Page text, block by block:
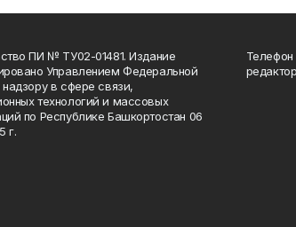
ПИ № ТУ02-01481. Издание
Управлением Федеральной
в сфере связи,
технологий и массовых
по Республике Башкортостан 06
г.
Телефон